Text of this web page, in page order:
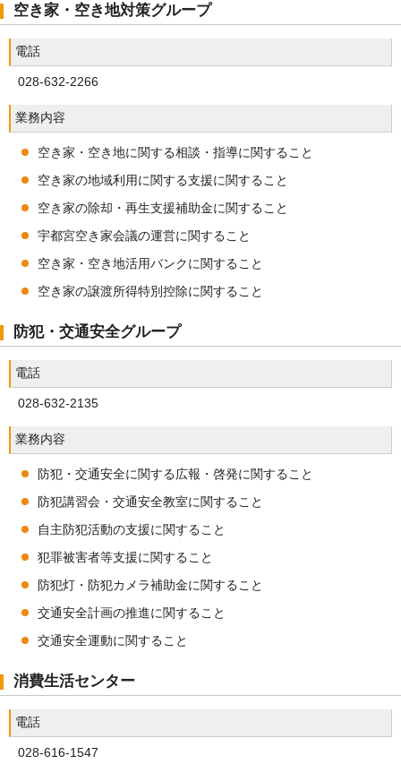
空き家・空き地対策グループ
電話
028-632-2266
業務内容
空き家・空き地に関する相談・指導に関すること
空き家の地域利用に関する支援に関すること
空き家の除却・再生支援補助金に関すること
宇都宮空き家会議の運営に関すること
空き家・空き地活用バンクに関すること
空き家の譲渡所得特別控除に関すること
防犯・交通安全グループ
電話
028-632-2135
業務内容
防犯・交通安全に関する広報・啓発に関すること
防犯講習会・交通安全教室に関すること
自主防犯活動の支援に関すること
犯罪被害者等支援に関すること
防犯灯・防犯カメラ補助金に関すること
交通安全計画の推進に関すること
交通安全運動に関すること
消費生活センター
電話
028-616-1547